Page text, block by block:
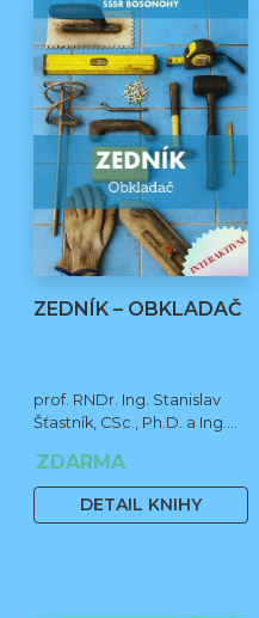
ZEDNÍK – OBKLADAČ
prof. RNDr. Ing. Stanislav
Šťastník, CSc., Ph.D. a Ing.
ZDARMA
DETAIL KNIHY